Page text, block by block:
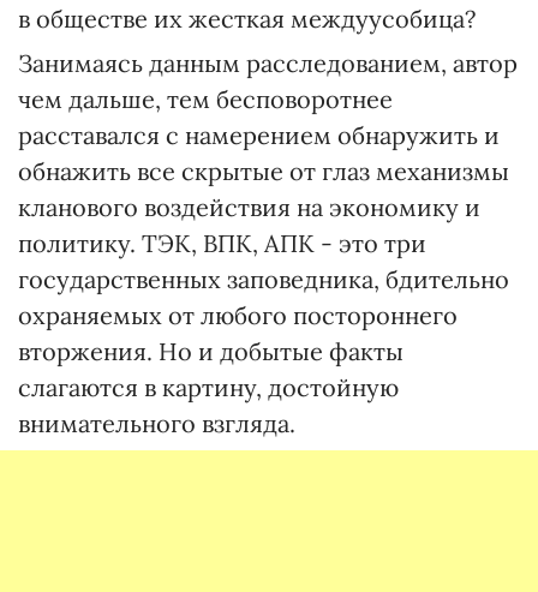
в обществе их жесткая междуусобица?
Занимаясь данным расследованием, автор
чем дальше, тем бесповоротнее
расставался с намерением обнаружить и
обнажить все скрытые от глаз механизмы
кланового воздействия на экономику и
политику. ТЭК, ВПК, АПК - это три
государственных заповедника, бдительно
охраняемых от любого постороннего
вторжения. Но и добытые факты
слагаются в картину, достойную
внимательного взгляда.